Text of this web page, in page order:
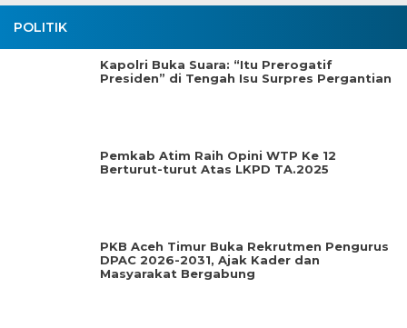
POLITIK
Kapolri Buka Suara: “Itu Prerogatif
Presiden” di Tengah Isu Surpres Pergantian
Pemkab Atim Raih Opini WTP Ke 12
Berturut-turut Atas LKPD TA.2025
PKB Aceh Timur Buka Rekrutmen Pengurus
DPAC 2026-2031, Ajak Kader dan
Masyarakat Bergabung